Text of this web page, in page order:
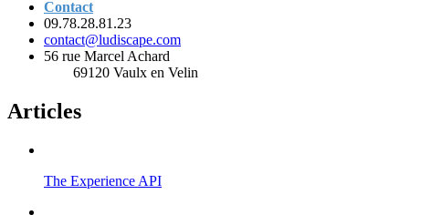
Contact
09.78.28.81.23
contact@ludiscape.com
56 rue Marcel Achard
69120 Vaulx en Velin
Articles
The Experience API